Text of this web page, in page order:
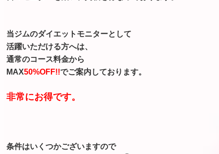
当ジムのダイエットモニターとして
活躍いただける方へは、
通常のコース料金から
MAX50%OFF!!でご案内しております。
非常にお得です。
条件はいくつかございますので